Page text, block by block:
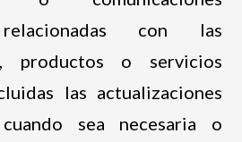
con las
productos o servicios
las actualizaciones
sea necesaria o